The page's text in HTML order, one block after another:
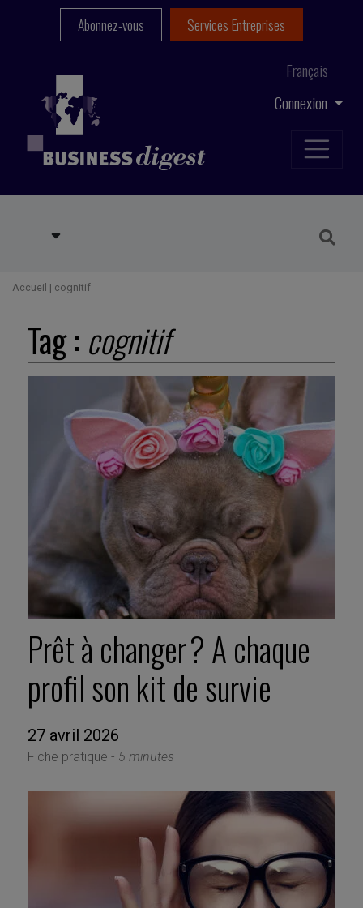
Connexion
Français
Abonnez-vous Services Entreprises
Accueil | cognitif
Tag : cognitif
Prêt à changer ? A chaque
profil son kit de survie
27 avril 2026
Fiche pratique - 5 minutes